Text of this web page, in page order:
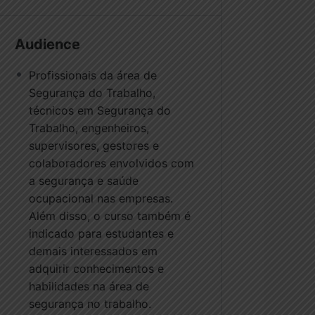
Audience
Profissionais da área de
Segurança do Trabalho,
técnicos em Segurança do
Trabalho, engenheiros,
supervisores, gestores e
colaboradores envolvidos com
a segurança e saúde
ocupacional nas empresas.
Além disso, o curso também é
indicado para estudantes e
demais interessados em
adquirir conhecimentos e
habilidades na área de
segurança no trabalho.